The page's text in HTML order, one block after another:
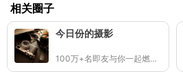
相关圈子
今日份的摄影
100万+名即友与你一起燃烧快门(๑ •̀∀-)و✧